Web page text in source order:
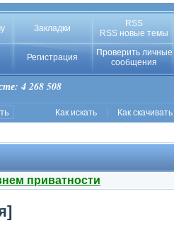
Закладки
RSS
RSS новые темы
Регистрация
Проверить личные
сообщения
4 268 508
Как искать Как скачивать
приватности